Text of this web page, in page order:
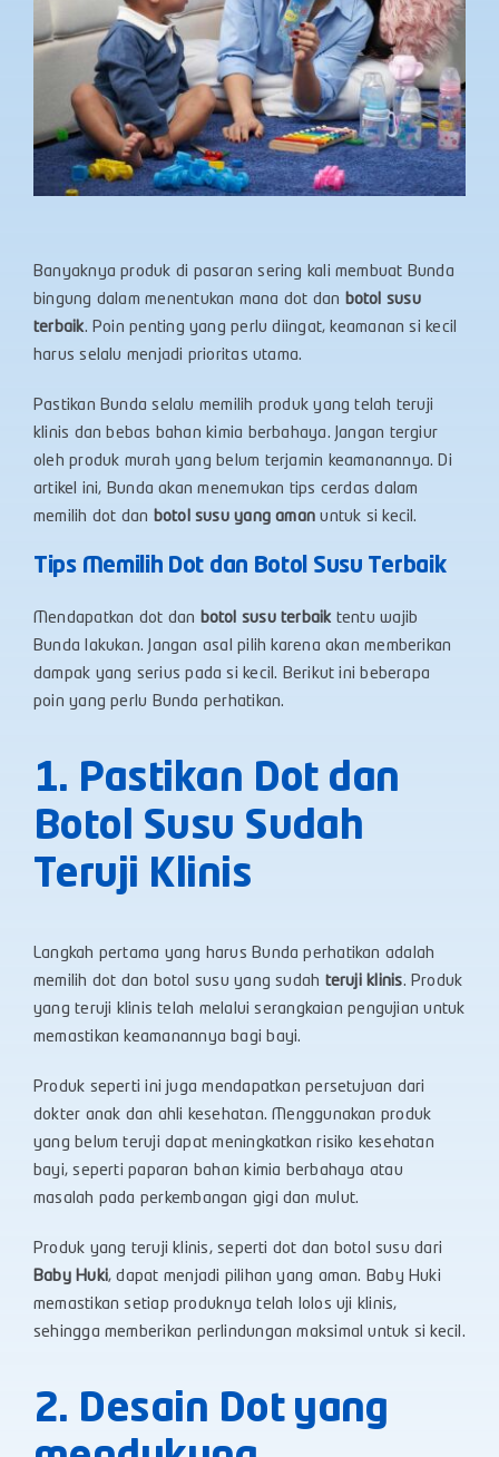
Banyaknya produk di pasaran sering kali membuat Bunda
bingung dalam menentukan mana dot dan botol susu
terbaik. Poin penting yang perlu diingat, keamanan si kecil
harus selalu menjadi prioritas utama.
Pastikan Bunda selalu memilih produk yang telah teruji
klinis dan bebas bahan kimia berbahaya. Jangan tergiur
oleh produk murah yang belum terjamin keamanannya. Di
artikel ini, Bunda akan menemukan tips cerdas dalam
memilih dot dan botol susu yang aman untuk si kecil.
Tips Memilih Dot dan Botol Susu Terbaik
Mendapatkan dot dan botol susu terbaiktentu wajib
Bunda lakukan. Jangan asal pilih karena akan memberikan
dampak yang serius pada si kecil. Berikut ini beberapa
poin yang perlu Bunda perhatikan.
1. Pastikan Dot dan
Botol Susu Sudah
Teruji Klinis
Langkah pertama yang harus Bunda perhatikan adalah
memilih dot dan botol susu yang sudah teruji klinis. Produk
yang teruji klinis telah melalui serangkaian pengujian untuk
memastikan keamanannya bagi bayi.
Produk seperti ini juga mendapatkan persetujuan dari
dokter anak dan ahli kesehatan. Menggunakan produk
yang belum teruji dapat meningkatkan risiko kesehatan
bayi, seperti paparan bahan kimia berbahaya atau
masalah pada perkembangan gigi dan mulut.
Produk yang teruji klinis, seperti dot dan botol susu dari
Baby Huki, dapat menjadi pilihan yang aman. Baby Huki
memastikan setiap produknya telah lolos uji klinis,
sehingga memberikan perlindungan maksimal untuk si kecil.
2. Desain Dot yang